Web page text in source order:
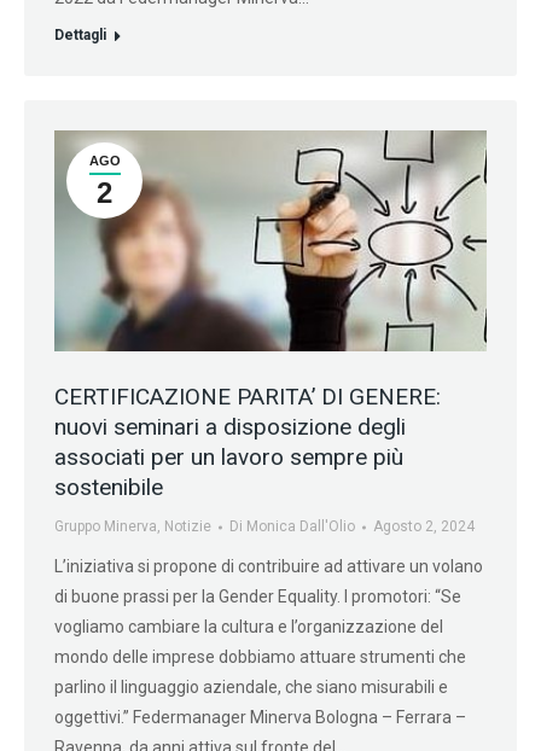
Dettagli
AGO
2
CERTIFICAZIONE PARITA’ DI GENERE:
nuovi seminari a disposizione degli
associati per un lavoro sempre più
sostenibile
Gruppo Minerva, Notizie Di Monica Dall'Olio Agosto 2, 2024
L’iniziativa si propone di contribuire ad attivare un volano
di buone prassi per la Gender Equality. I promotori: “Se
vogliamo cambiare la cultura e l’organizzazione del
mondo delle imprese dobbiamo attuare strumenti che
parlino il linguaggio aziendale, che siano misurabili e
oggettivi.” Federmanager Minerva Bologna – Ferrara –